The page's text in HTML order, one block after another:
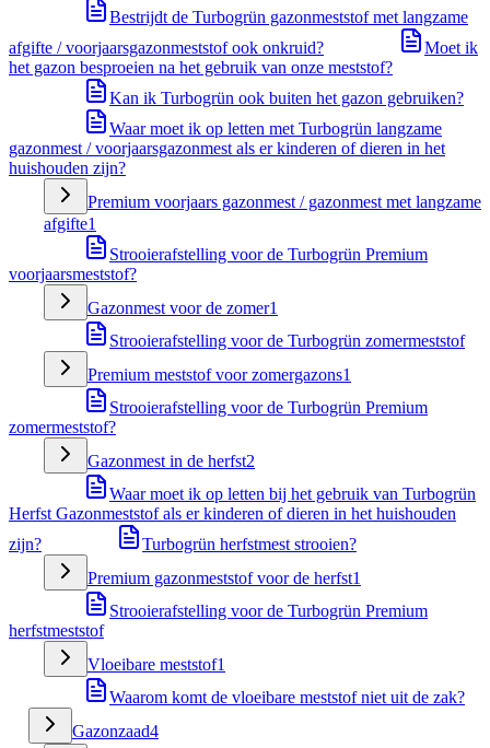
Bestrijdt de Turbogrün gazonmeststof met langzame
afgifte / voorjaarsgazonmeststof ook onkruid?
Moet ik
het gazon besproeien na het gebruik van onze meststof?
Kan ik Turbogrün ook buiten het gazon gebruiken?
Waar moet ik op letten met Turbogrün langzame
gazonmest / voorjaarsgazonmest als er kinderen of dieren in het
huishouden zijn?
Premium voorjaars gazonmest / gazonmest met langzame
afgifte1
Strooierafstelling voor de Turbogrün Premium
voorjaarsmeststof?
Gazonmest voor de zomer1
Strooierafstelling voor de Turbogrün zomermeststof
Premium meststof voor zomergazons1
Strooierafstelling voor de Turbogrün Premium
zomermeststof?
Gazonmest in de herfst2
Waar moet ik op letten bij het gebruik van Turbogrün
Herfst Gazonmeststof als er kinderen of dieren in het huishouden
zijn?
Turbogrün herfstmest strooien?
Premium gazonmeststof voor de herfst1
Strooierafstelling voor de Turbogrün Premium
herfstmeststof
Vloeibare meststof1
Waarom komt de vloeibare meststof niet uit de zak?
Gazonzaad4